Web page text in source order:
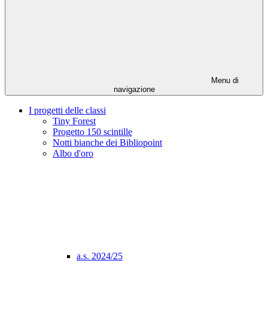
Menu di
navigazione
I progetti delle classi
Tiny Forest
Progetto 150 scintille
Notti bianche dei Bibliopoint
Albo d'oro
a.s. 2024/25